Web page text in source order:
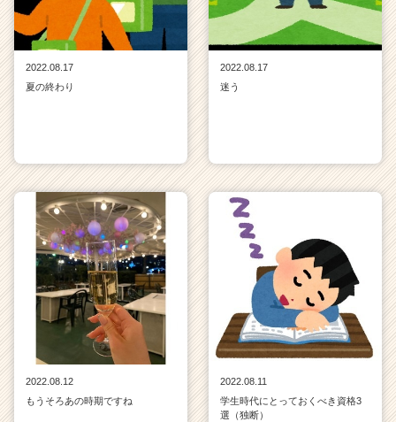
2022.08.17
夏の終わり
2022.08.17
迷う
2022.08.12
もうそろあの時期ですね
2022.08.11
学生時代にとっておくべき資格3
選（独断）